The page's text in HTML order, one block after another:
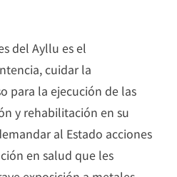
del Ayllu es el
cuidar la
para la ejecución de las
y rehabilitación en su
al Estado acciones
en salud que les